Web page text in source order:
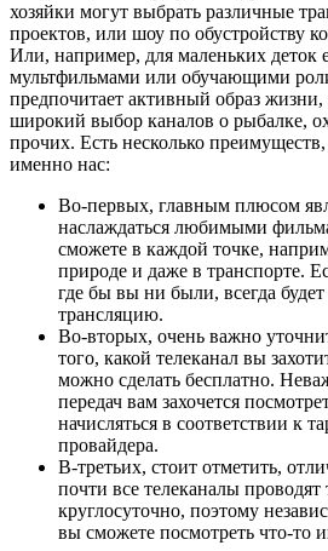
хозяйки могут выбрать различные
проектов, или шоу по обустройству
Или, например, для маленьких деток
мультфильмами или обучающими
предпочитает активный образ
широкий выбор каналов о рыбалке,
прочих. Есть несколько
именно нас:
Во-первых, главным плюсом
наслаждаться любимыми
сможете в каждой точке,
природе и даже в транспорте.
где бы вы ни были, всегда
трансляцию.
Во-вторых, очень важно
того, какой телеканал вы
можно сделать бесплатно.
передач вам захочется
начисляться в соответствии к
провайдера.
В-третьих, стоит отметить,
почти все телеканалы проводят
круглосуточно, поэтому
вы сможете посмотреть что-то